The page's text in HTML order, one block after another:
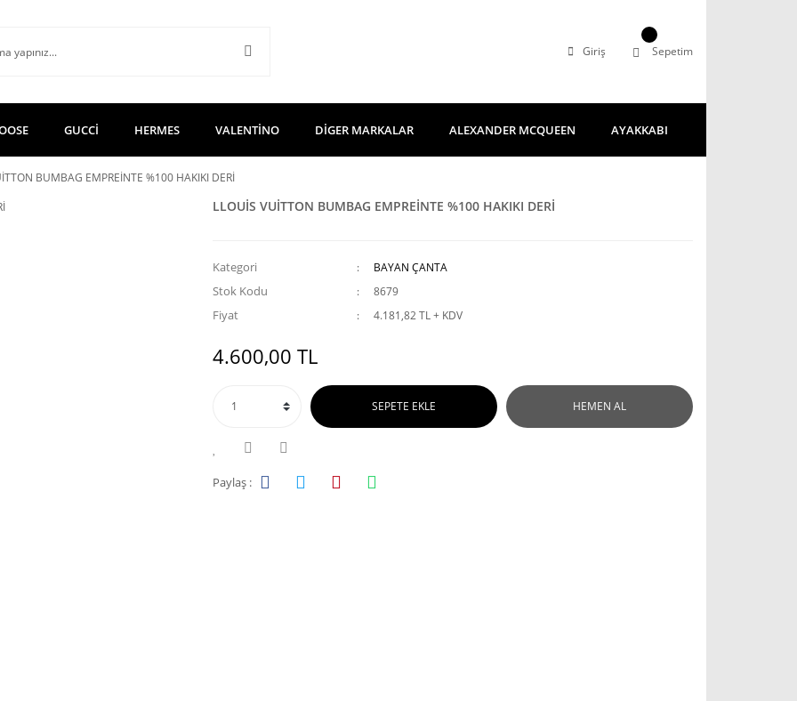
Giriş Sepetim
GUCCİ HERMES VALENTİNO DİGER MARKALAR ALEXANDER MCQUEEN AYAKKABI
BUMBAG EMPREİNTE %100 HAKIKI DERİ
LLOUİS VUİTTON BUMBAG EMPREİNTE %100 HAKIKI DERİ
Kategori BAYAN ÇANTA
Stok Kodu 8679
Fiyat 4.181,82 TL + KDV
4.600,00 TL
SEPETE EKLE HEMEN AL
Paylaş :